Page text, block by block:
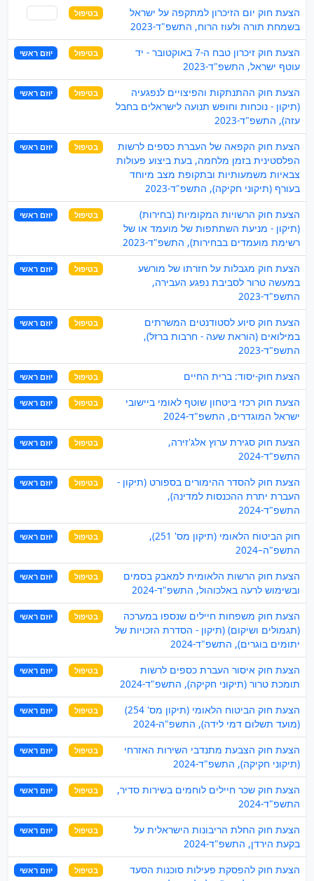
הצעת חוק יום הזיכרון למתקפה על ישראל
בשמחת תורה ולעוז הרוח, התשפ"ד-2023
בטיפול
הצעת חוק זיכרון טבח ה-7 באוקטובר - יד
עוטף ישראל, התשפ"ד-2023
בטיפול יוזם ראשי
הצעת חוק ההתנתקות והפיצויים לנפגעיה
(תיקון - נוכחות וחופש תנועה לישראלים בחבל
עזה), התשפ"ד-2023
בטיפול יוזם ראשי
הצעת חוק הקפאה של העברת כספים לרשות
הפלסטינית בזמן מלחמה, בעת ביצוע פעולות
צבאיות משמעותיות ובתקופת מצב מיוחד
בעורף (תיקוני חקיקה), התשפ"ד-2023
בטיפול יוזם ראשי
הצעת חוק הרשויות המקומיות (בחירות)
(תיקון - מניעת השתתפות של מועמד או של
רשימת מועמדים בבחירות), התשפ"ד-2023
בטיפול יוזם ראשי
הצעת חוק מגבלות על חזרתו של מורשע
במעשה טרור לסביבת נפגע העבירה,
התשפ"ד-2023
בטיפול יוזם ראשי
הצעת חוק סיוע לסטודנטים המשרתים
במילואים (הוראת שעה - חרבות ברזל),
התשפ"ד-2023
בטיפול יוזם ראשי
הצעת חוק-יסוד: ברית החיים בטיפול יוזם ראשי
הצעת חוק רכזי ביטחון שוטף לאומי ביישובי
ישראל המוגדרים, התשפ"ד-2024
בטיפול יוזם ראשי
הצעת חוק סגירת ערוץ אלג'זירה,
התשפ"ד-2024
בטיפול יוזם ראשי
הצעת חוק להסדר ההימורים בספורט (תיקון -
העברת יתרת ההכנסות למדינה),
התשפ"ד-2024
בטיפול יוזם ראשי
חוק הביטוח הלאומי (תיקון מס' 251),
התשפ"ה–2024
בטיפול יוזם ראשי
הצעת חוק הרשות הלאומית למאבק בסמים
ובשימוש לרעה באלכוהול, התשפ"ד-2024
בטיפול יוזם ראשי
הצעת חוק משפחות חיילים שנספו במערכה
(תגמולים ושיקום) (תיקון - הסדרת הזכויות של
יתומים בוגרים), התשפ"ד-2024
בטיפול יוזם ראשי
הצעת חוק איסור העברת כספים לרשות
תומכת טרור (תיקוני חקיקה), התשפ"ד-2024
בטיפול יוזם ראשי
הצעת חוק הביטוח הלאומי (תיקון מס' 254)
(מועד תשלום דמי לידה), התשפ"ה-2024
בטיפול יוזם ראשי
הצעת חוק הצבעת מתנדבי השירות האזרחי
(תיקוני חקיקה), התשפ"ד-2024
בטיפול יוזם ראשי
הצעת חוק שכר חיילים לוחמים בשירות סדיר,
התשפ"ד-2024
בטיפול יוזם ראשי
הצעת חוק החלת הריבונות הישראלית על
בקעת הירדן, התשפ"ד-2024
בטיפול יוזם ראשי
הצעת חוק להפסקת פעילות סוכנות הסעד
בטיפול יוזם ראשי